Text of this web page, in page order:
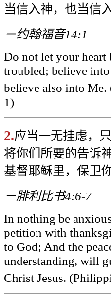
当信入神，也当信入
－约翰福音14:1
Do not let your heart
troubled; believe
believe also into Me.
1)
2.应当一无挂虑，
将你们所要的告诉
基督耶稣里，保卫
－腓利比书4:6-7
In nothing be
petition with
to God; And the
understanding, will
Christ Jesus.